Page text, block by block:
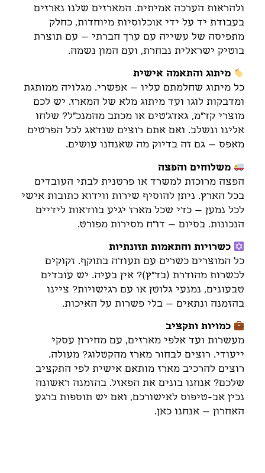
ולהראות הערכה אמיתית. המארזים שלנו נארזים
בעבודת יד על ידי אוכלוסיות מיוחדות, כחלק
מתפיסה של עשייה עם ערך חברתי – עם תוצרת
בוטיק ישראלית נבחרת, ועם המון נשמה.
מיתוג והתאמה אישית
כל מיתוג שחלמתם עליו – אפשרי. מגלויה ממותגת
ומדבקות לוגו ועד מיתוג מלא של המארז. יש לכם
מוצרי קד"מ, גאדג'טים או מכתב מהמנכ"ל? שלחו
אלינו ונשלב. ואם אתם רוצים שנדאג לכל הפרטים
מאפס – גם זה בדיוק מה שאנחנו עושים.
משלוחים והפצה
הפצה מרוכזת למשרד או פרטנית לבתי העובדים
בכל הארץ. ניתן להוסיף שירות ווידוא כתובות אישי
לכל נמען – כדי שכל מארז יגיע בוודאות לידיים
הנכונות. בסיום – דו"ח מסירות מפורט.
כשרויות והתאמות תזונתיות
כל המוצרים כשרים עם תעודה בתוקף. זקוקים
לכשרות מהודרת (בד"ץ)? אין בעיה. יש עובדים
טבעונים, נמנעי גלוטן או עם רגישויות? ציינו
בהזמנה ונתאים – בלי פשרות על האיכות.
כמויות ותקציב
מעשרות ועד אלפי מארזים, עם מחירון עסקי
ייעודי. רוצים לבחור מארז מהקטלוג? מעולה.
רוצים להרכיב מארז מותאם אישית לפי התקציב
שלכם? אנחנו בונים את הפאזל. בהזמנה ראשונה
נכין אב-טיפוס לאישורכם, ואם יש תוספות ברגע
האחרון – אנחנו כאן.